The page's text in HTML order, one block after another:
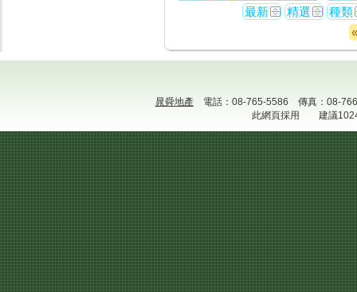
最新 精選
種類
晁舜地產電話：08-765-5586 傳真：08-
此網頁採用 建議